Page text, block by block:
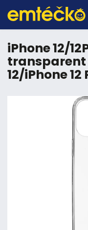
iPhone 12/
transparent
12/iPhone 12